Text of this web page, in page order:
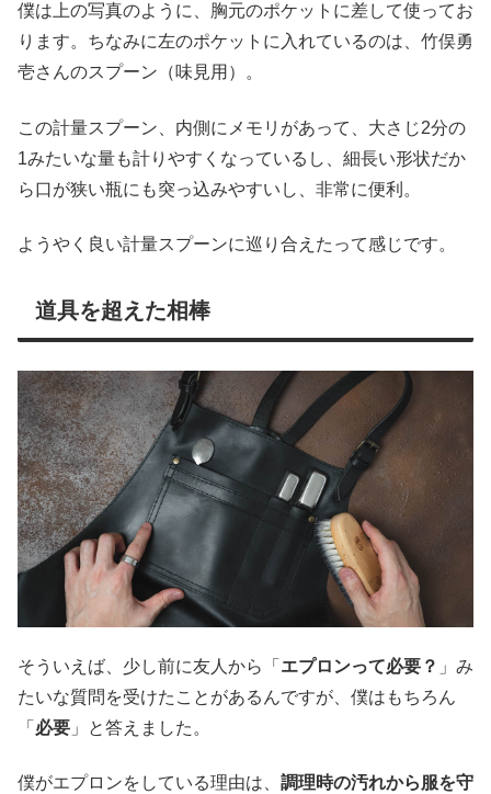
僕は上の写真のように、胸元のポケットに差して使ってお
ります。ちなみに左のポケットに入れているのは、竹俣勇
壱さんのスプーン（味見用）。
この計量スプーン、内側にメモリがあって、大さじ2分の
1みたいな量も計りやすくなっているし、細長い形状だか
ら口が狭い瓶にも突っ込みやすいし、非常に便利。
ようやく良い計量スプーンに巡り合えたって感じです。
道具を超えた相棒
そういえば、少し前に友人から「 エプロンって必要？ 」み
たいな質問を受けたことがあるんですが、僕はもちろん
「 必要 」と答えました。
僕がエプロンをしている理由は、 調理時の汚れから服を守